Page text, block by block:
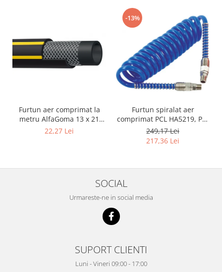
Furtun aer comprimat la
metru AlfaGoma 13 x 21
mm, 20 bar, rezistent la
22,27 Lei
-13%
Furtun spiralat aer
comprimat PCL HA5219, PU,
8 x 12 mm, 10 m, filet 1/4"
BSP
249,17 Lei
217,36 Lei
SOCIAL
Urmareste-ne in social media
SUPORT CLIENTI
Luni - Vineri 09:00 - 17:00